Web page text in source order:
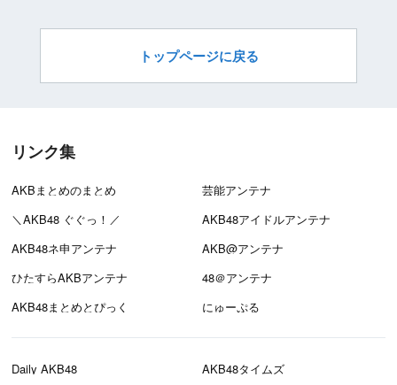
トップページに戻る
リンク集
AKBまとめのまとめ
芸能アンテナ
＼AKB48 ぐぐっ！／
AKB48アイドルアンテナ
AKB48ネ申アンテナ
AKB@アンテナ
ひたすらAKBアンテナ
48＠アンテナ
AKB48まとめとぴっく
にゅーぷる
Daily AKB48 AKB48タイムズ